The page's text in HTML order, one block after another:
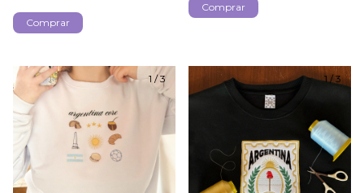
Comprar
Comprar
1 /3 1/3